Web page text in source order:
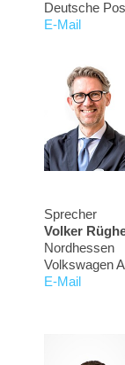
Deutsche
E-Mail
Sprecher
Volker
Nordhessen
Volkswagen
E-Mail